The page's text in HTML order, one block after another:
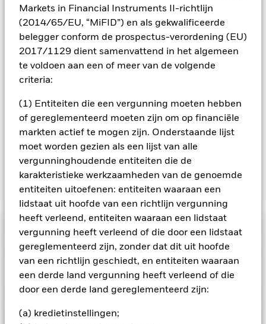
Markets in Financial Instruments II-richtlijn
(2014/65/EU, “MiFID”) en als gekwalificeerde
belegger conform de prospectus-verordening (EU)
2017/1129 dient samenvattend in het algemeen
te voldoen aan een of meer van de volgende
criteria:
(1) Entiteiten die een vergunning moeten hebben
of gereglementeerd moeten zijn om op financiële
markten actief te mogen zijn. Onderstaande lijst
moet worden gezien als een lijst van alle
vergunninghoudende entiteiten die de
karakteristieke werkzaamheden van de genoemde
entiteiten uitoefenen: entiteiten waaraan een
lidstaat uit hoofde van een richtlijn vergunning
heeft verleend, entiteiten waaraan een lidstaat
vergunning heeft verleend of die door een lidstaat
gereglementeerd zijn, zonder dat dit uit hoofde
van een richtlijn geschiedt, en entiteiten waaraan
een derde land vergunning heeft verleend of die
door een derde land gereglementeerd zijn:
(a) kredietinstellingen;
fonds bekijken – aandelenklassen met valutahedging worden
aangegeven door het woord 'Hedged' in de naam van de
aandelenklasse. Daarnaast is een volledige lijst van alle
aandelenklassen met valutahedging op aanvraag
verkrijgbaar bij de beheermaatschappij van het fonds.
verbonden inkomsten en komen de resterende 37,5% ten
goede aan BlackRock als effectenuitleenagent. Aangezien de
verdeling van opbrengsten uit effectenleningen de
exploitatiekosten van het Fonds niet verhoogt, is deze niet in
de lopende kosten opgenomen.
Toon minder
BGF Global Smaller Companies Fund
Risicometer
Performance
Rendement
Aandelen in kleinere bedrijven worden gewoonlijk in kleinere
koersschommelingen dan die van grotere bedrijven.
Kerngegevens
Portefeuille kenmerken